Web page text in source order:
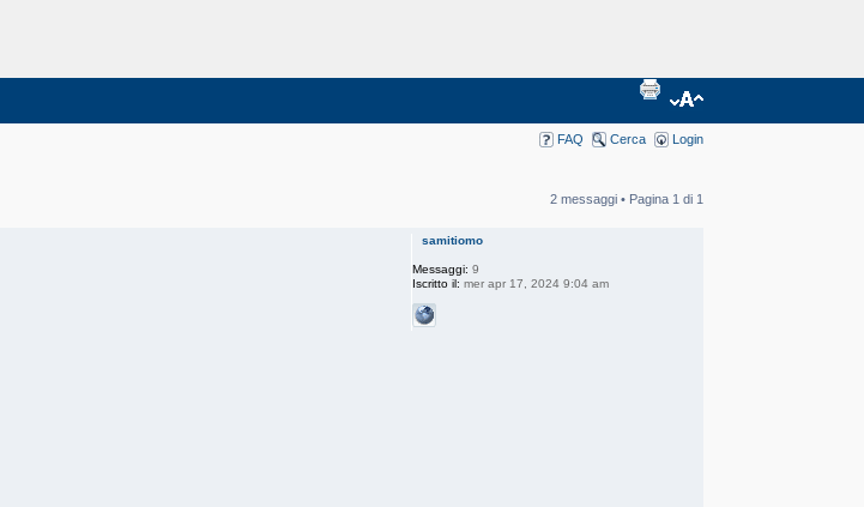
FAQ Cerca Login
2 messaggi • Pagina 1 di 1
samitiomo
Messaggi: 9
Iscritto il: mer apr 17, 2024 9:04 am